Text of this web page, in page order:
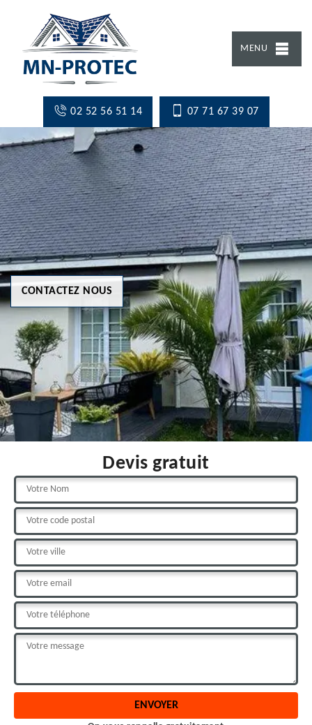
MENU
02 52 56 51 14 07 71 67 39 07
CONTACTEZ NOUS
Devis gratuit